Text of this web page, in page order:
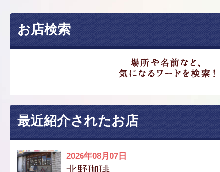
お店検索
最近紹介されたお店
2026年08月07日